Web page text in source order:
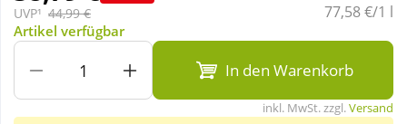
UVP¹ 44,99 € Grundpreis:
77,58 €/1 l
Artikel verfügbar
In den Warenkorb
inkl. MwSt. zzgl.Versand